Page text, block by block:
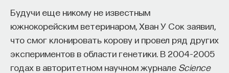
Будучи еще никому не известным
южнокорейским ветеринаром, Хван У Сок заявил,
что смог клонировать корову и провел ряд других
экспериментов в области генетики. В 2004–2005
годах в авторитетном научном журнале Science